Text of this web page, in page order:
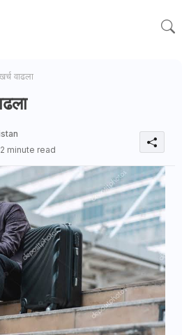
वाढला
2 minute read